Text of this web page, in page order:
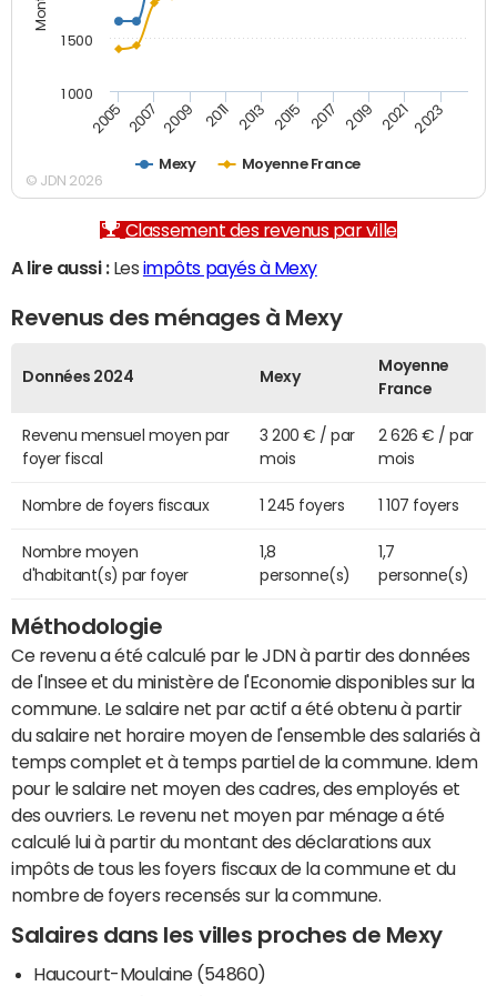
Mexy Moyenne France
2005 2007 2009 2011 2013 2015 2017 2019 2021 2023
1 000
1 500
© JDN 2026
Classement des revenus par ville
A lire aussi :Les impôts payés à Mexy
Revenus des ménages à Mexy
Données 2024 Mexy
Moyenne
France
Revenu mensuel moyen par
foyer fiscal
3 200 € / par
mois
2 626 € / par
mois
Nombre de foyers fiscaux 1 245 foyers 1 107 foyers
Nombre moyen
d'habitant(s) par foyer
1,8
personne(s)
1,7
personne(s)
Méthodologie
Ce revenu a été calculé par le JDN à partir des données
de l'Insee et du ministère de l'Economie disponibles sur la
commune. Le salaire net par actif a été obtenu à partir
du salaire net horaire moyen de l'ensemble des salariés à
temps complet et à temps partiel de la commune. Idem
pour le salaire net moyen des cadres, des employés et
des ouvriers. Le revenu net moyen par ménage a été
calculé lui à partir du montant des déclarations aux
impôts de tous les foyers fiscaux de la commune et du
nombre de foyers recensés sur la commune.
Salaires dans les villes proches de Mexy
Haucourt-Moulaine (54860)